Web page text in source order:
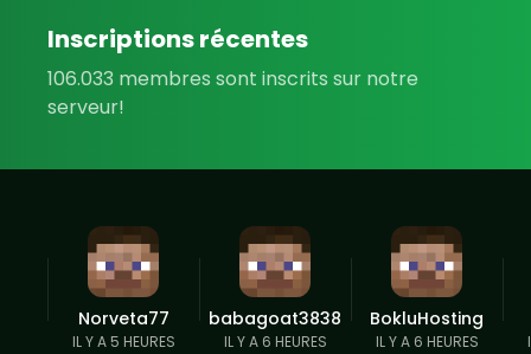
Inscriptions récentes
106.033 membres sont inscrits sur notre
serveur!
Norveta77
IL Y A 5 HEURES
babagoat3838
IL Y A 6 HEURES
BokluHosting
IL Y A 6 HEURES